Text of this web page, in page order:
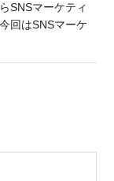
SNSマーケティ
回はSNSマーケ